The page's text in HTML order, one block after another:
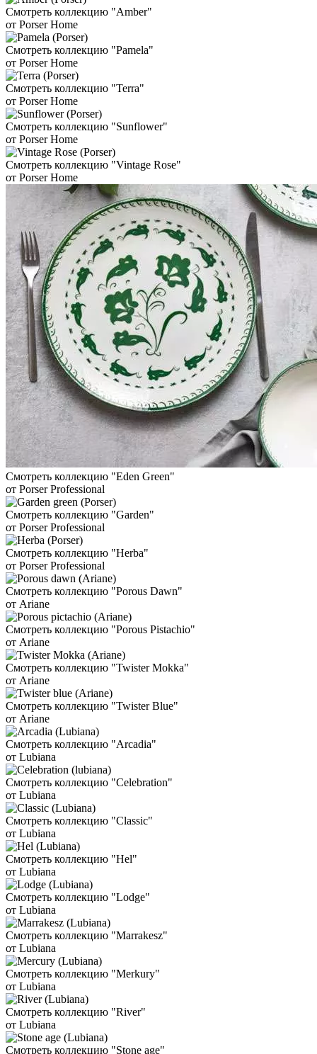
Смотреть коллекцию "Amber"
от Porser Home
Смотреть коллекцию "Pamela"
от Porser Home
Смотреть коллекцию "Terra"
от Porser Home
Смотреть коллекцию "Sunflower"
от Porser Home
Смотреть коллекцию "Vintage Rose"
от Porser Home
Смотреть коллекцию "Eden Green"
от Porser Professional
Смотреть коллекцию "Garden"
от Porser Professional
Смотреть коллекцию "Herba"
от Porser Professional
Смотреть коллекцию "Porous Dawn"
от Ariane
Смотреть коллекцию "Porous Pistachio"
от Ariane
Смотреть коллекцию "Twister Mokka"
от Ariane
Смотреть коллекцию "Twister Blue"
от Ariane
Смотреть коллекцию "Arcadia"
от Lubiana
Смотреть коллекцию "Celebration"
от Lubiana
Смотреть коллекцию "Classic"
от Lubiana
Смотреть коллекцию "Hel"
от Lubiana
Смотреть коллекцию "Lodge"
от Lubiana
Смотреть коллекцию "Marrakesz"
от Lubiana
Смотреть коллекцию "Merkury"
от Lubiana
Смотреть коллекцию "River"
от Lubiana
Смотреть коллекцию "Stone age"